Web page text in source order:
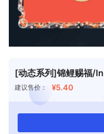
[动态系列]锦鲤赐福/ln
建议售价： ¥5.40